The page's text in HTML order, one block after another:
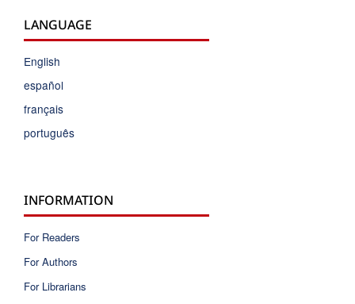
LANGUAGE
English
español
français
português
INFORMATION
For Readers
For Authors
For Librarians